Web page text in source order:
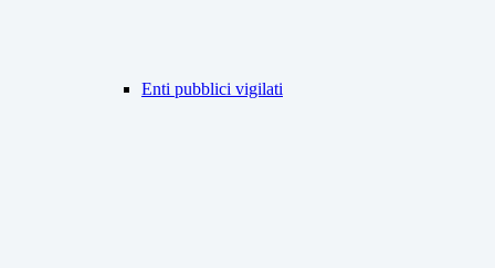
Enti pubblici vigilati